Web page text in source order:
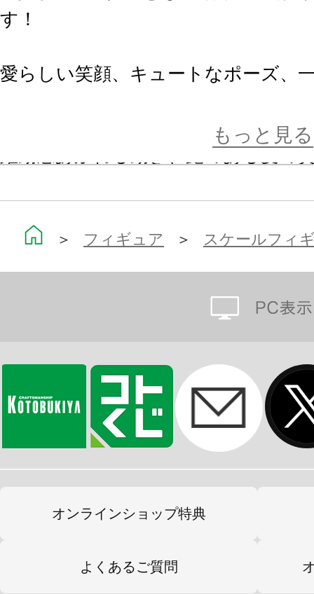
す！
愛らしい笑顔、キュートなポーズ、
制服の帽子はマグネットで着脱式に
かわいらしさの中にかっこよさも
※本製品は再生産です。
※画像は試作品です。実際の商品と
もっと見る
＞ フィギュア ＞ スケールフィ
オンラインショップ特典
よくあるご質問